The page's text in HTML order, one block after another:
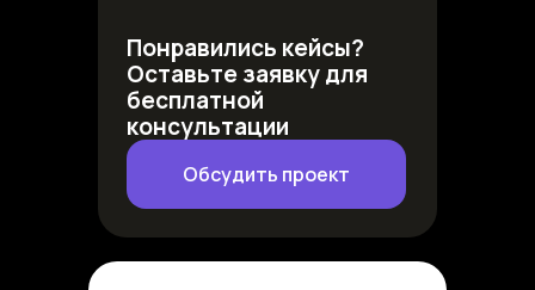
Понравились кейсы?
Оставьте заявку для
бесплатной
консультации
Обсудить проект